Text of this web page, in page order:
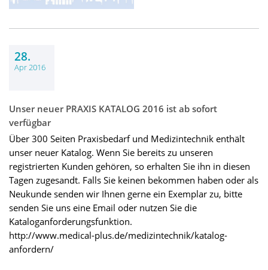
28.
Apr 2016
Unser neuer PRAXIS KATALOG 2016 ist ab sofort
verfügbar
Über 300 Seiten Praxisbedarf und Medizintechnik enthält
unser neuer Katalog. Wenn Sie bereits zu unseren
registrierten Kunden gehören, so erhalten Sie ihn in diesen
Tagen zugesandt. Falls Sie keinen bekommen haben oder als
Neukunde senden wir Ihnen gerne ein Exemplar zu, bitte
senden Sie uns eine Email oder nutzen Sie die
Kataloganforderungsfunktion.
http://www.medical-plus.de/medizintechnik/katalog-
anfordern/